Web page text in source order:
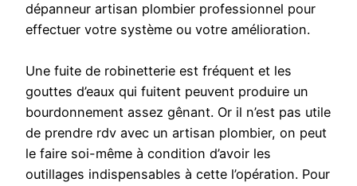
dépanneur artisan plombier professionnel pour
effectuer votre système ou votre amélioration.
Une fuite de robinetterie est fréquent et les
gouttes d’eaux qui fuitent peuvent produire un
bourdonnement assez gênant. Or il n’est pas utile
de prendre rdv avec un artisan plombier, on peut
le faire soi-même à condition d’avoir les
outillages indispensables à cette l’opération. Pour